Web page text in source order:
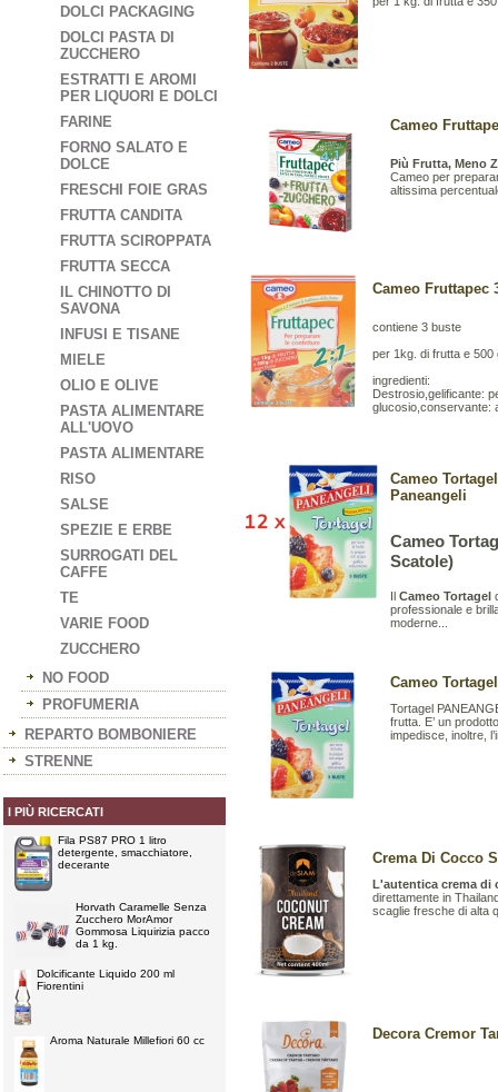
DOLCI PACKAGING
DOLCI PASTA DI
ZUCCHERO
ESTRATTI E AROMI
PER LIQUORI E DOLCI
FARINE
FORNO SALATO E
DOLCE
FRESCHI FOIE GRAS
FRUTTA CANDITA
FRUTTA SCIROPPATA
FRUTTA SECCA
IL CHINOTTO DI
SAVONA
INFUSI E TISANE
MIELE
OLIO E OLIVE
PASTA ALIMENTARE
ALL'UOVO
PASTA ALIMENTARE
RISO
SALSE
SPEZIE E ERBE
SURROGATI DEL
CAFFE
TE
VARIE FOOD
ZUCCHERO
NO FOOD
PROFUMERIA
REPARTO BOMBONIERE
STRENNE
I PIÙ RICERCATI
Fila PS87 PRO 1 litro
detergente, smacchiatore,
decerante
Horvath Caramelle Senza
Zucchero MorAmor
Gommosa Liquirizia pacco
da 1 kg.
Dolcificante Liquido 200 ml
Fiorentini
Aroma Naturale Millefiori 60 cc
Cameo
Più Frutta, Meno
Cameo per
altissima
Cameo Fruttapec
contiene 3 buste
per 1kg. di frutta e 500
ingredienti:
Destrosio,gelificante:
glucosio,conservante:
Cameo
Paneangeli
Cameo
Scatole)
Il Cameo Tortagel
professionale e
moderne...
Cameo
Tortagel
frutta. E’ un
impedisce, inoltre,
Crema Di Cocco
L'autentica crema di
direttamente in
scaglie fresche di alta
Decora Cremor